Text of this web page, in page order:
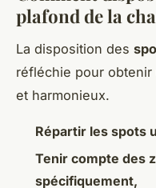
plafond de la
La disposition des
réfléchie pour obtenir
et harmonieux.
Répartir les spots
Tenir compte des
spécifiquement,